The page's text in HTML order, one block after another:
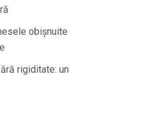
obișnuite
rigiditate: un